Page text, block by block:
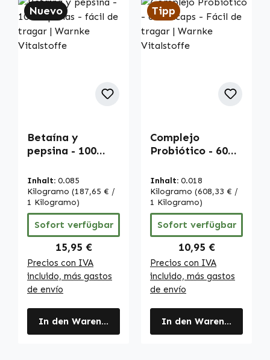
Nuevo
Betaína y
pepsina - 100
de tragar |
Warnke
Vitalstoffe
Inhalt: 0.085
Kilogramo (187,65 € /
1 Kilogramo)
Sofort verfügbar
Regulärer Preis:
15,95 €
Precios con IVA
incluido, más gastos
de envío
In den Warenkorb
Tipp
Complejo
Probiótico - 60
tragar | Warnke
Vitalstoffe
Inhalt: 0.018
Kilogramo (608,33 € /
1 Kilogramo)
Sofort verfügbar
Regulärer Preis:
10,95 €
Precios con IVA
incluido, más gastos
de envío
In den Warenkorb